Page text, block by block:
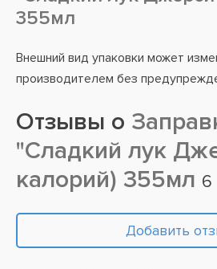
355мл
Внешний вид упаковки может
производителем без
Отзывы о
"Сладкий лук
калорий) 355мл 6
Добавить